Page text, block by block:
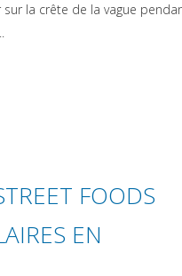
la crête de la vague
FOODS
EN